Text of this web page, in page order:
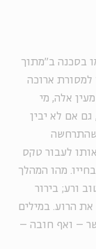
בסכנה ב"מתוך
למסורת ארוכה
אלה, מי
אם לא יבין
שהתרחשה
לעבור טקס
מהו המהלך
ורע; בירור
הרוע. במילים
– ואף חובה –